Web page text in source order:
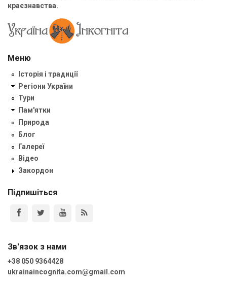
краєзнавства.
Меню
Історія і традиції
Регіони України
Тури
Пам'ятки
Природа
Блог
Галереї
Відео
Закордон
Підпишіться
Зв'язок з нами
+38 050 9364428
ukrainaincognita.com@gmail.com